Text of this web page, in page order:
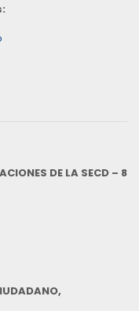
DE LA SECD – 8